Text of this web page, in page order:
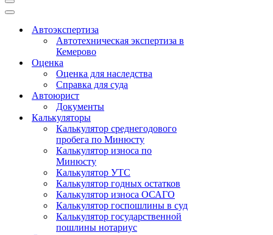
Меню
навигации
Меню
навигацииАвтоэкспертиза
Автотехническая экспертиза в
Кемерово
Оценка
Оценка для наследства
Справка для суда
Автоюрист
Документы
Калькуляторы
Калькулятор среднегодового
пробега по Минюсту
Калькулятор износа по
Минюсту
Калькулятор УТС
Калькулятор годных остатков
Калькулятор износа ОСАГО
Калькулятор госпошлины в суд
Калькулятор государственной
пошлины нотариус